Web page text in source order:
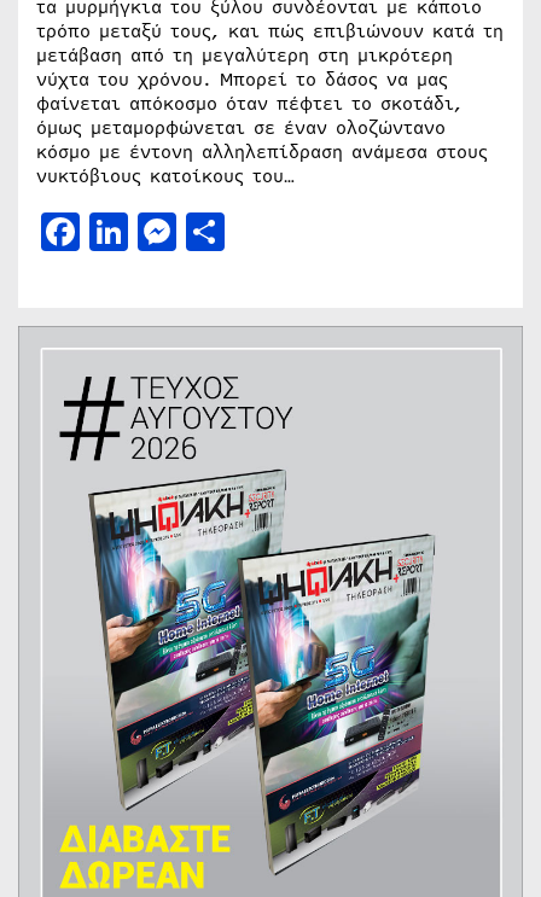
τα μυρμήγκια του ξύλου συνδέονται με κάποιο
τρόπο μεταξύ τους, και πώς επιβιώνουν κατά τη
μετάβαση από τη μεγαλύτερη στη μικρότερη
νύχτα του χρόνου. Μπορεί το δάσος να μας
φαίνεται απόκοσμο όταν πέφτει το σκοτάδι,
όμως μεταμορφώνεται σε έναν ολοζώντανο
κόσμο με έντονη αλληλεπίδραση ανάμεσα στους
νυκτόβιους κατοίκους του…
Facebook
LinkedIn
Messenger